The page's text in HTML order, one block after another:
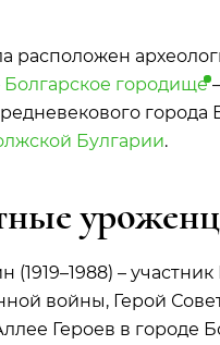
расположен
Болгарское городище
города
Булгарии.
(1919–1988) –
войны, Герой
Героев в городе